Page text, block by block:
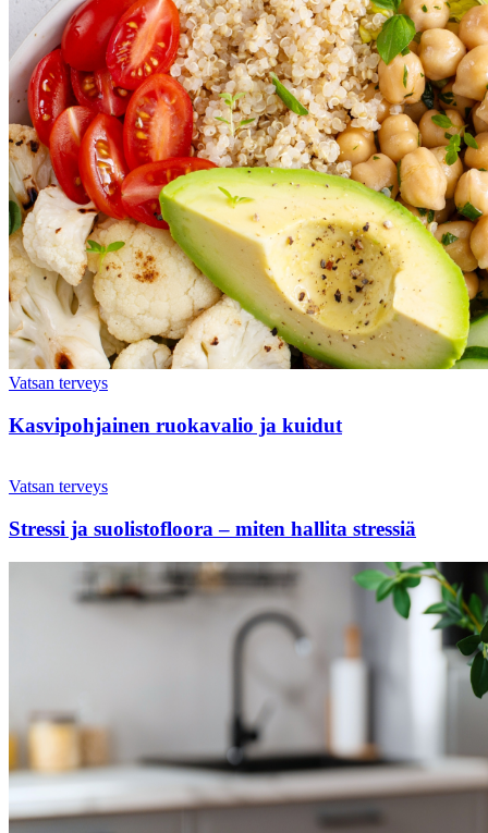
Vatsan terveys
Kasvipohjainen ruokavalio ja kuidut
Vatsan terveys
Stressi ja suolistofloora – miten hallita stressiä